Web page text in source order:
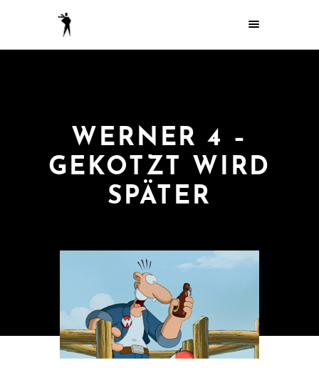
WERNER 4 –
GEKOTZT WIRD
SPÄTER